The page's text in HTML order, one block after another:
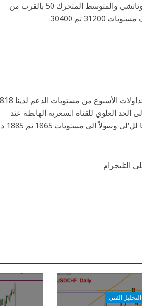
الترند الهابط على الفريم الديلي والذي يتوافق مع كلاستر الفيبوناتشي والمتوسط المتحرك 50 بالقرب من
أرتفعت أسعار الذهب اليوم بقوة بعد بدأ الارتفاع مع نهاية تداولات
العلوي للقناة السعرية الهابطة عند
مستهدفنا الاول حول
التليجرام
التحليل الفنى